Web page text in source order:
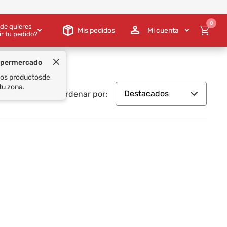
quieres
tu pedido?
Mis pedidos Mi cuenta
0
Ordenar por: Destacados